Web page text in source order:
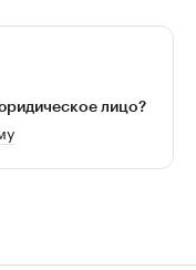
лицо?